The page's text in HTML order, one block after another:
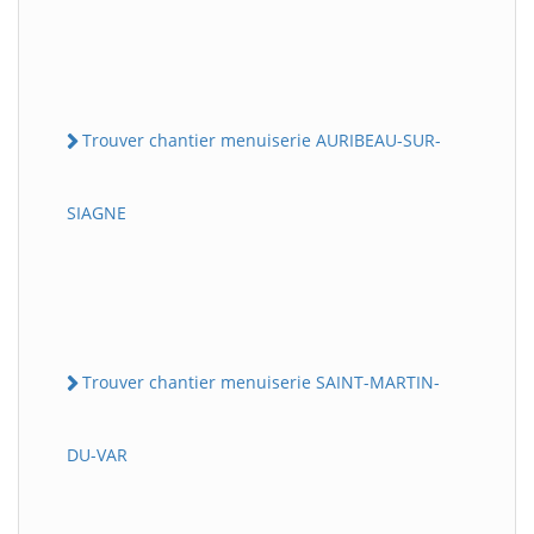
Trouver chantier menuiserie AURIBEAU-SUR-
SIAGNE
Trouver chantier menuiserie SAINT-MARTIN-
DU-VAR